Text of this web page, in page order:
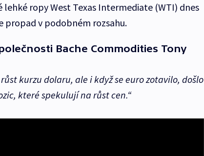
lehké ropy West Texas Intermediate (WTI) dnes
propad v podobném rozsahu.
Bache Commodities Tony
kurzu dolaru, ale i když se euro zotavilo, došlo
které spekulují na růst cen.“